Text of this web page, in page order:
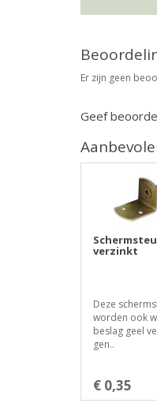
Er zijn geen
Geef
verzinkt
Deze
worden ook
beslag geel
gen..
€ 0,35